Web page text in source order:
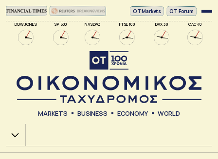
DOW JONES SP 500 NASDAQ FTSE 100 DAX 30 CAC 40
ΟΤ Markets OT Forum
MARKETS BUSINESS ECONOMY WORLD
Χ.Α.